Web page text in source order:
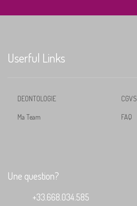
Userful Links
DEONTOLOGIE CGVS
Ma Team FAQ
Une question?
+33.668.034.585